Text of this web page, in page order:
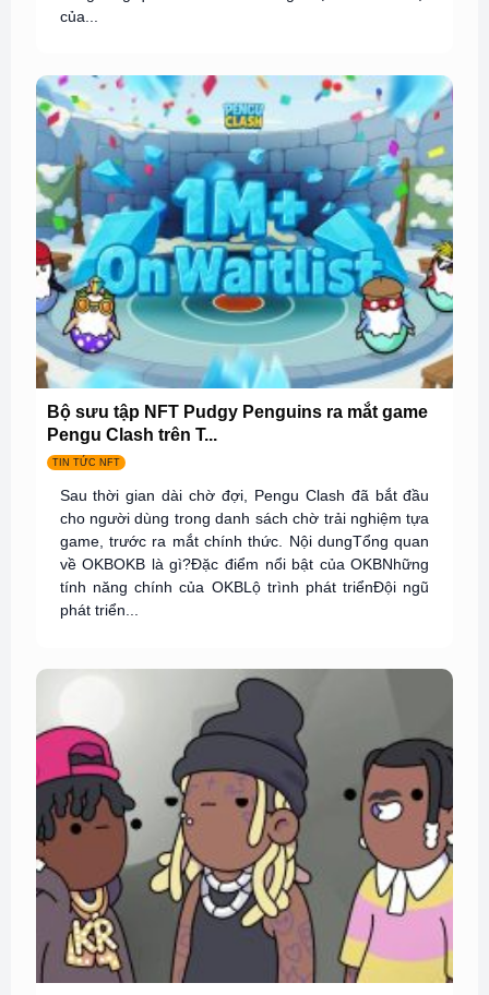
của...
Bộ sưu tập NFT Pudgy Penguins ra mắt game
Pengu Clash trên T...
TIN TỨC NFT
Sau thời gian dài chờ đợi, Pengu Clash đã bắt đầu
cho người dùng trong danh sách chờ trải nghiệm tựa
game, trước ra mắt chính thức. Nội dungTổng quan
về OKBOKB là gì?Đặc điểm nổi bật của OKBNhững
tính năng chính của OKBLộ trình phát triểnĐội ngũ
phát triển...